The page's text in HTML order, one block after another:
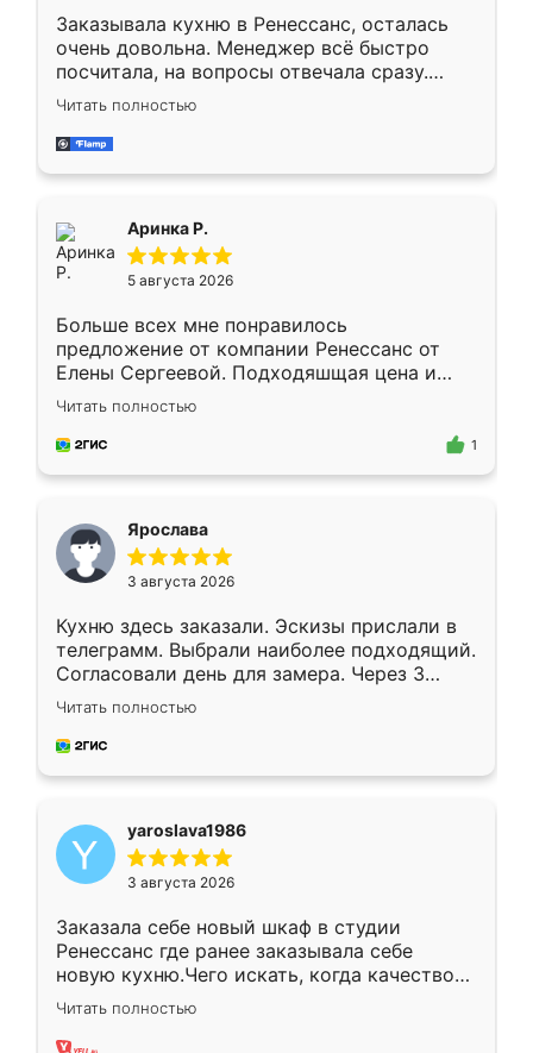
Заказывала кухню в Ренессанс, осталась
очень довольна. Менеджер всё быстро
посчитала, на вопросы отвечала сразу.
Замерщик приехал в субботу, подошёл к
делу со всей ответственностью. Собрали
за день, ребята работали аккуратно, даже
Читать полностью
Аринка Р.
5 августа 2026
Больше всех мне понравилось
предложение от компании Ренессанс от
Елены Сергеевой. Подходяшщая цена и
короткие сроки изготовления. Приехавший
для замера сотрудник Владислав
предложил по моему эскизу самый
Читать полностью
1
Ярослава
3 августа 2026
Кухню здесь заказали. Эскизы прислали в
телеграмм. Выбрали наиболее подходящий.
Согласовали день для замера. Через 3
недели кухня была уже готова. Остались
довольны работой. Спасибо Ренессанс
мебель за качественную работу!
Читать полностью
yaroslava1986
3 августа 2026
Заказала себе новый шкаф в студии
Ренессанс где ранее заказывала себе
новую кухню.Чего искать, когда качеством
вполне довольна. Служит кухня уже почти
два года, нареканий нет.
Читать полностью